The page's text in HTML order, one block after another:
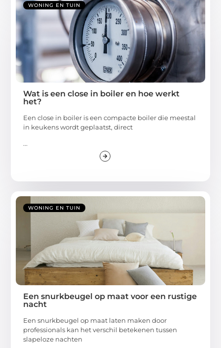
WONING EN TUIN
Wat is een close in boiler en hoe werkt
het?
Een close in boiler is een compacte boiler die meestal
in keukens wordt geplaatst, direct
...
WONING EN TUIN
Een snurkbeugel op maat voor een rustige
nacht
Een snurkbeugel op maat laten maken door
professionals kan het verschil betekenen tussen
slapeloze nachten